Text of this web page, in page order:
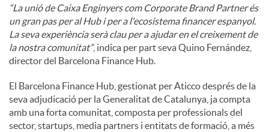
“La unió de Caixa Enginyers com Corporate Brand Partner és
un gran pas per al Hub i per a l'ecosistema financer espanyol.
La seva experiència serà clau per a ajudar en el creixement de
la nostra comunitat”, indica per part seva Quino Fernández,
director del Barcelona Finance Hub.
El Barcelona Finance Hub, gestionat per Aticco després de la
seva adjudicació per la Generalitat de Catalunya, ja compta
amb una forta comunitat, composta per professionals del
sector, startups, media partners i entitats de formació, a més